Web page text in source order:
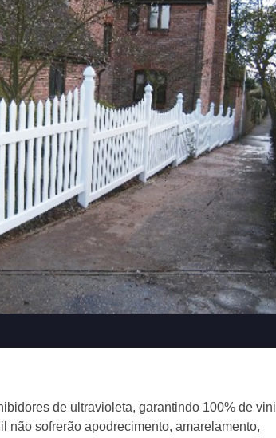
de ultravioleta, garantindo 100% de vinil
não sofrerão apodrecimento, amarelamento,